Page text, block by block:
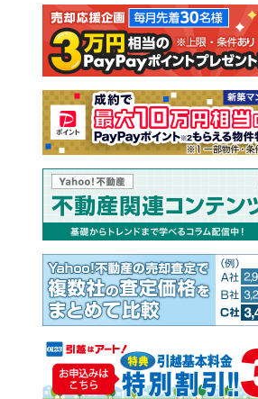
注文住宅 土地
売却査定